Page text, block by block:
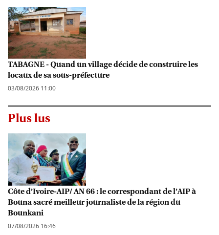
TABAGNE - Quand un village décide de construire les
locaux de sa sous-préfecture
03/08/2026 11:00
Plus lus
Côte d’Ivoire-AIP/ AN 66 : le correspondant de l’AIP à
Bouna sacré meilleur journaliste de la région du
Bounkani
07/08/2026 16:46